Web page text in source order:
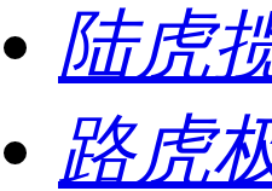
陆虎
路虎